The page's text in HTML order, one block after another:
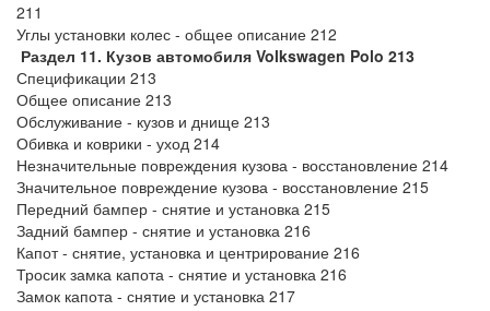
211
Углы установки колес - общее описание 212
Раздел 11. Кузов автомобиля Volkswagen Polo 213
Спецификации 213
Общее описание 213
Обслуживание - кузов и днище 213
Обивка и коврики - уход 214
Незначительные повреждения кузова - восстановление 214
Значительное повреждение кузова - восстановление 215
Передний бампер - снятие и установка 215
Задний бампер - снятие и установка 216
Капот - снятие, установка и центрирование 216
Тросик замка капота - снятие и установка 216
Замок капота - снятие и установка 217